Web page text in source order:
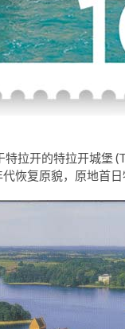
拉开的特拉开城堡
恢复原貌，原地首日